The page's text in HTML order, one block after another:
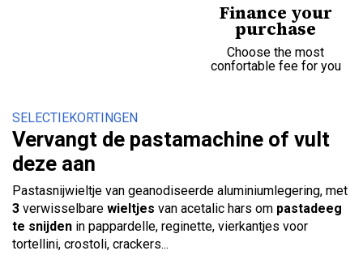
Finance your
purchase
Choose the most
confortable fee for you
SELECTIEKORTINGEN
Vervangt de pastamachine of vult
deze aan
Pastasnijwieltje van geanodiseerde aluminiumlegering, met
3 verwisselbare wieltjes van acetalic hars om pastadeeg
te snijden in pappardelle, reginette, vierkantjes voor
tortellini, crostoli, crackers...